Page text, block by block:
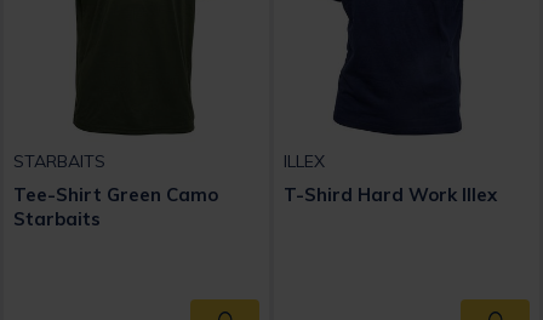
STARBAITS
Tee-Shirt Green Camo
Starbaits
ILLEX
T-Shird Hard Work Illex